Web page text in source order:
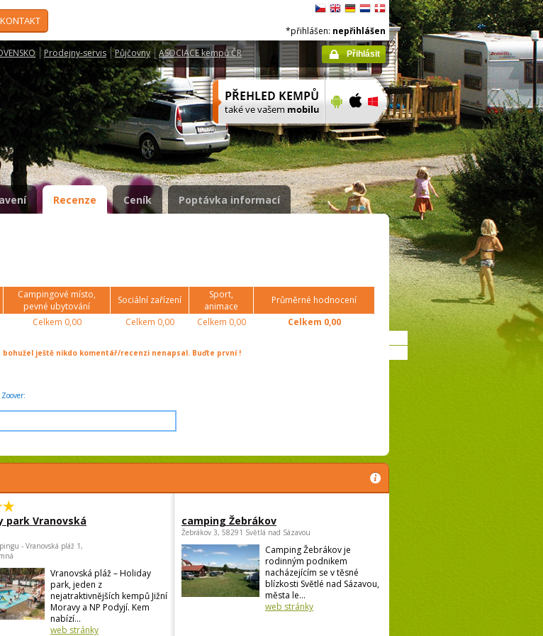
KONTAKT
Prodejny-servis Půjčovny ASOCIACE kempů ČR
*přihlášen: nepřihlášen
Přihlásit
Recenze Ceník Poptávka informací
Campingové místo,
pevné ubytování
Sociální zařízení
Sport,
animace
Průměrné hodnocení
Celkem 0,00 Celkem 0,00 Celkem 0,00 Celkem 0,00
ještě nikdo komentář/recenzi nenapsal. Buďte první !
park Vranovská
- Vranovská pláž 1,
Vranovská pláž – Holiday
park, jeden z
nejatraktivnějších kempů Jižní
Moravy a NP Podyjí. Kem
nabízí...
web stránky
camping Žebrákov
Žebrákov 3, 58291 Světlá nad Sázavou
Camping Žebrákov je
rodinným podnikem
nacházejícím se v těsné
blízkosti Světlé nad Sázavou,
města le...
web stránky